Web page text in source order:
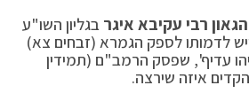
רבי עקיבא איגר בגליון השו"ע
לדמותו לספק הגמרא (זבחים צא)
עדיף', שפסק הרמב"ם (תמידין
איזה שירצה.